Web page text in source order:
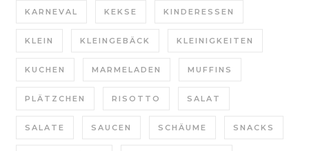
KARNEVAL KEKSE KINDERESSEN
KLEIN KLEINGEBÄCK KLEINIGKEITEN
KUCHEN MARMELADEN MUFFINS
PLÄTZCHEN RISOTTO SALAT
SALATE SAUCEN SCHÄUME SNACKS